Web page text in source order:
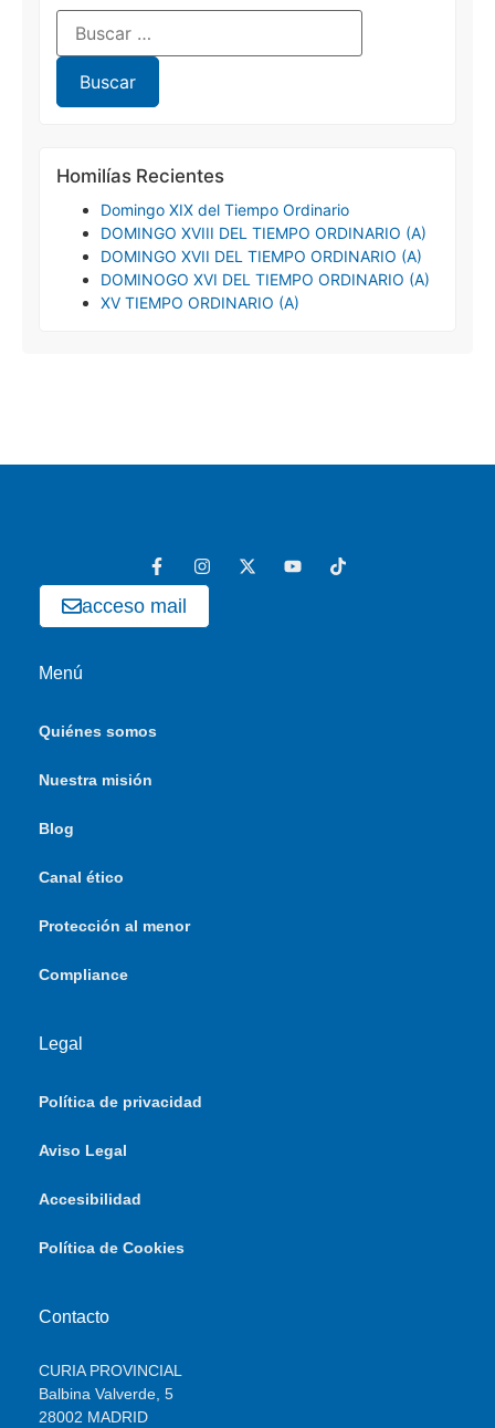
Homilías Recientes
Domingo XIX del Tiempo Ordinario
DOMINGO XVIII DEL TIEMPO ORDINARIO (A)
DOMINGO XVII DEL TIEMPO ORDINARIO (A)
DOMINOGO XVI DEL TIEMPO ORDINARIO (A)
XV TIEMPO ORDINARIO (A)
acceso mail
Menú
Quiénes somos
Nuestra misión
Blog
Canal ético
Protección al menor
Compliance
Legal
Política de privacidad
Aviso Legal
Accesibilidad
Política de Cookies
Contacto
CURIA PROVINCIAL
Balbina Valverde, 5
28002 MADRID